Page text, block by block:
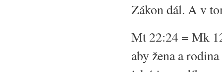
Zákon dál. A v
Mt 22:24 = Mk
aby žena a